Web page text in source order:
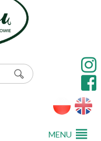
pl en
MENU